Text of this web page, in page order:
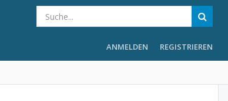
ANMELDEN REGISTRIEREN